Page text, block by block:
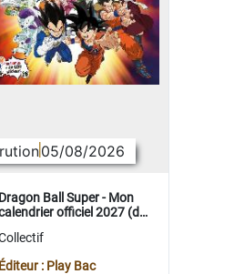
05/08/2026
Dragon Ball Super - Mon
officiel 2027 (de
Éditeur : Play Bac